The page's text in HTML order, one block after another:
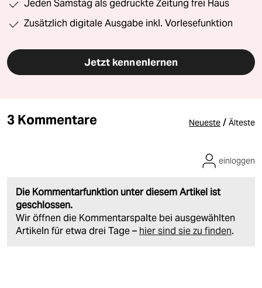
Jeden Samstag als gedruckte Zeitung frei Haus
Zusätzlich digitale Ausgabe inkl. Vorlesefunktion
Jetzt kennenlernen
3 Kommentare Neueste / Älteste
Die Kommentarfunktion unter diesem Artikel ist
geschlossen.
Wir öffnen die Kommentarspalte bei ausgewählten
Artikeln für etwa drei Tage – hier sind sie zu finden.
einloggen